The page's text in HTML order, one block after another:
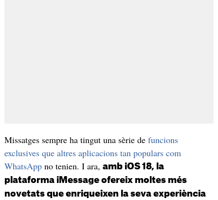
Missatges sempre ha tingut una sèrie de funcions
exclusives que altres aplicacions tan populars com
WhatsAppno tenien. I ara, amb iOS 18, la
plataforma iMessage ofereix moltes més
novetats que enriqueixen la seva experiència